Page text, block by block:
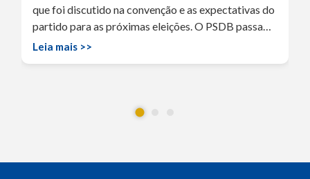
que foi discutido na convenção e as expectativas do
partido para as próximas eleições. O PSDB passa…
Leia mais >>